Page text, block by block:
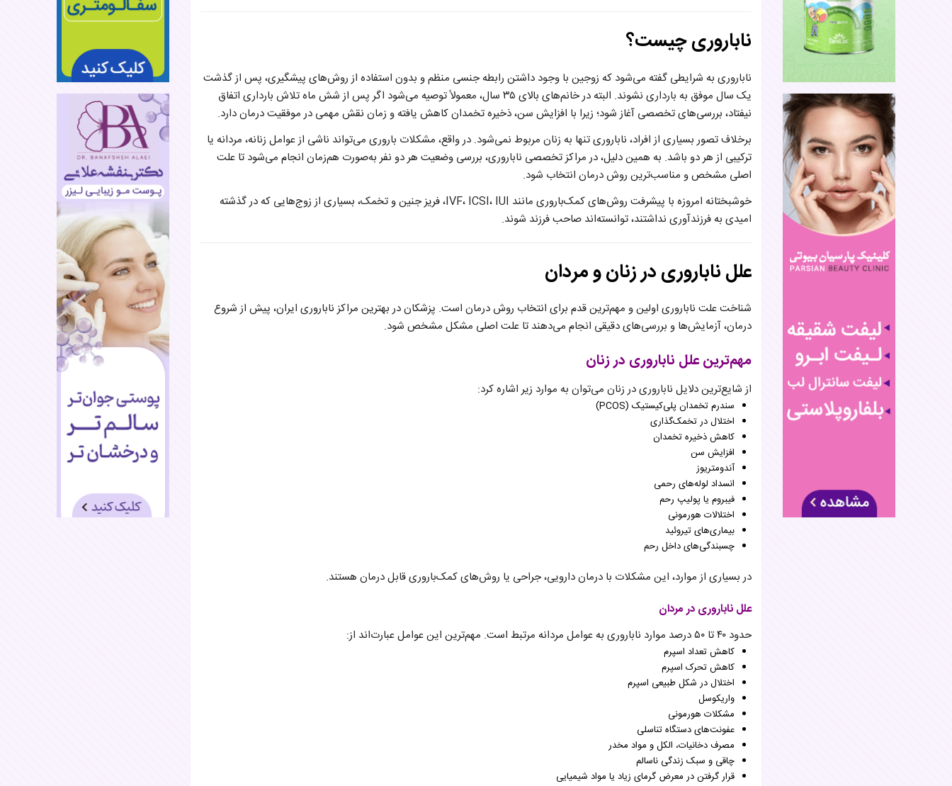
ناباروری چیست؟
ناباروری به شرایطی گفته می‌شود که زوجین با وجود داشتن رابطه جنسی منظم و بدون استفاده از روش‌های پیشگیری، پس از گذشت
یک سال موفق به بارداری نشوند. البته در خانم‌های بالای ۳۵ سال، معمولاً توصیه می‌شود اگر پس از شش ماه تلاش بارداری اتفاق
نیفتاد، بررسی‌های تخصصی آغاز شود؛ زیرا با افزایش سن، ذخیره تخمدان کاهش یافته و زمان نقش مهمی در موفقیت درمان دارد.
برخلاف تصور بسیاری از افراد، ناباروری تنها به زنان مربوط نمی‌شود. در واقع، مشکلات باروری می‌تواند ناشی از عوامل زنانه، مردانه یا
ترکیبی از هر دو باشد. به همین دلیل، در مراکز تخصصی ناباروری، بررسی وضعیت هر دو نفر به‌صورت هم‌زمان انجام می‌شود تا علت
اصلی مشخص و مناسب‌ترین روش درمان انتخاب شود.
خوشبختانه امروزه با پیشرفت روش‌های کمک‌باروری مانند IVF، ICSI، IUI، فریز جنین و تخمک، بسیاری از زوج‌هایی که در گذشته
امیدی به فرزندآوری نداشتند، توانسته‌اند صاحب فرزند شوند.
علل ناباروری در زنان و مردان
شناخت علت ناباروری اولین و مهم‌ترین قدم برای انتخاب روش درمان است. پزشکان در بهترین مراکز ناباروری ایران، پیش از شروع
درمان، آزمایش‌ها و بررسی‌های دقیقی انجام می‌دهند تا علت اصلی مشکل مشخص شود.
مهم‌ترین علل ناباروری در زنان
از شایع‌ترین دلایل ناباروری در زنان می‌توان به موارد زیر اشاره کرد:
سندرم تخمدان پلی‌کیستیک (PCOS)
اختلال در تخمک‌گذاری
کاهش ذخیره تخمدان
افزایش سن
آندومتریوز
انسداد لوله‌های رحمی
فیبروم یا پولیپ رحم
اختلالات هورمونی
بیماری‌های تیروئید
چسبندگی‌های داخل رحم
در بسیاری از موارد، این مشکلات با درمان دارویی، جراحی یا روش‌های کمک‌باروری قابل درمان هستند.
علل ناباروری در مردان
حدود ۴۰ تا ۵۰ درصد موارد ناباروری به عوامل مردانه مرتبط است. مهم‌ترین این عوامل عبارت‌اند از:
کاهش تعداد اسپرم
کاهش تحرک اسپرم
اختلال در شکل طبیعی اسپرم
واریکوسل
مشکلات هورمونی
عفونت‌های دستگاه تناسلی
مصرف دخانیات، الکل و مواد مخدر
چاقی و سبک زندگی ناسالم
قرار گرفتن در معرض گرمای زیاد یا مواد شیمیایی